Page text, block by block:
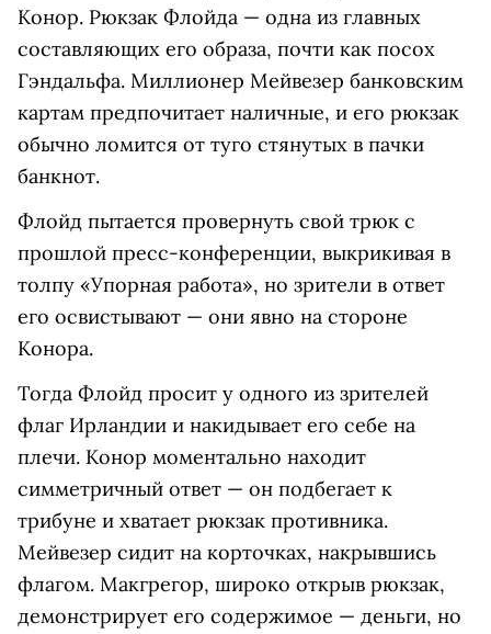
Конор. Рюкзак Флойда — одна из главных
составляющих его образа, почти как посох
Гэндальфа. Миллионер Мейвезер банковским
картам предпочитает наличные, и его рюкзак
обычно ломится от туго стянутых в пачки
банкнот.
Флойд пытается провернуть свой трюк с
прошлой пресс-конференции, выкрикивая в
толпу «Упорная работа», но зрители в ответ
его освистывают — они явно на стороне
Конора.
Тогда Флойд просит у одного из зрителей
флаг Ирландии и накидывает его себе на
плечи. Конор моментально находит
симметричный ответ — он подбегает к
трибуне и хватает рюкзак противника.
Мейвезер сидит на корточках, накрывшись
флагом. Макгрегор, широко открыв рюкзак,
демонстрирует его содержимое — деньги, но